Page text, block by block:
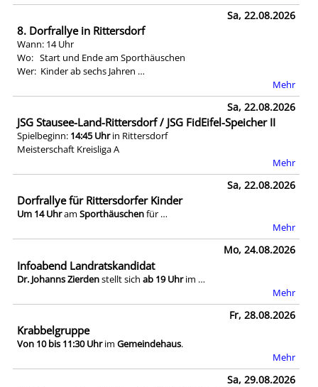
Sa, 22.08.2026
8. Dorfrallye in Rittersdorf
Wann: 14 Uhr
Wo: Start und Ende am Sporthäuschen
Wer: Kinder ab sechs Jahren …
Mehr
Sa, 22.08.2026
JSG Stausee-Land-Rittersdorf / JSG FidEifel-Speicher II
Spielbeginn: 14:45 Uhrin Rittersdorf
Meisterschaft Kreisliga A
Mehr
Sa, 22.08.2026
Dorfrallye für Rittersdorfer Kinder
Um 14 Uhram Sporthäuschenfür …
Mehr
Mo, 24.08.2026
Infoabend Landratskandidat
Dr. Johanns Zierdenstellt sich ab 19 Uhrim …
Mehr
Fr, 28.08.2026
Krabbelgruppe
Von 10 bis 11:30 Uhrim Gemeindehaus.
Mehr
Sa, 29.08.2026